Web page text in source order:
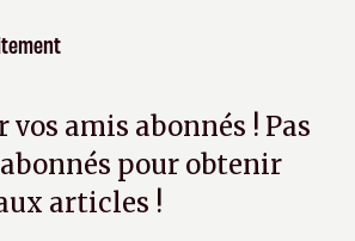
amis abonnés ! Pas
pour obtenir
articles !